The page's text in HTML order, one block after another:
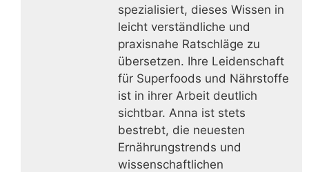
spezialisiert, dieses Wissen in
leicht verständliche und
praxisnahe Ratschläge zu
übersetzen. Ihre Leidenschaft
für Superfoods und Nährstoffe
ist in ihrer Arbeit deutlich
sichtbar. Anna ist stets
bestrebt, die neuesten
Ernährungstrends und
wissenschaftlichen